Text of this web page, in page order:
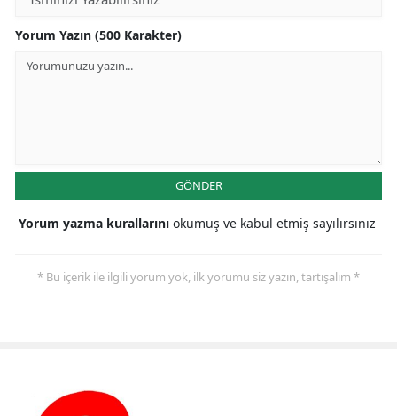
Yorum Yazın (500 Karakter)
GÖNDER
Yorum yazma kurallarını okumuş ve kabul etmiş sayılırsınız
* Bu içerik ile ilgili yorum yok, ilk yorumu siz yazın, tartışalım *